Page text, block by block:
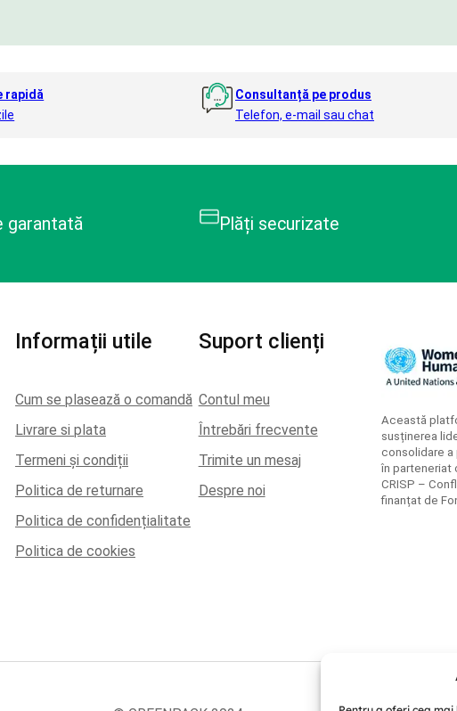
rapidă
Consultanță pe produs
Telefon, e-mail sau chat
garantată Plăți securizate
Informații utile
Cum se plasează o comandă
Livrare si plata
Termeni și condiții
Politica de returnare
Politica de confidențialitate
Politica de cookies
Suport clienți
Contul meu
Întrebări frecvente
Trimite un mesaj
Despre noi
Această
susținerea
consolidare a
în parteneriat
CRISP –
finanțat de